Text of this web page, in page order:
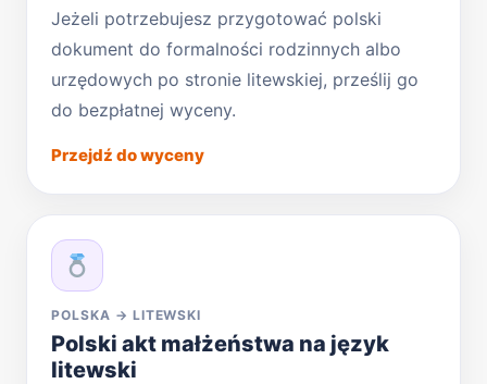
Jeżeli potrzebujesz przygotować polski
dokument do formalności rodzinnych albo
urzędowych po stronie litewskiej, prześlij go
do bezpłatnej wyceny.
Przejdź do wyceny
POLSKA → LITEWSKI
Polski akt małżeństwa na język
litewski